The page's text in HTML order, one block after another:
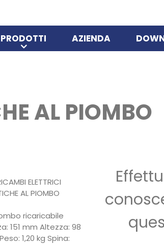
PRODOTTI AZIENDA
AL PIOMBO
ELETTRICI
AL PIOMBO
ricaricabile
151 mm Altezza: 98
1,20 kg Spina: